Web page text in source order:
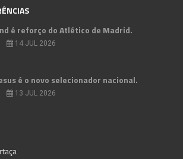
é reforço do Atlético de Madrid.
14 JUL 2026
é o novo selecionador nacional.
13 JUL 2026